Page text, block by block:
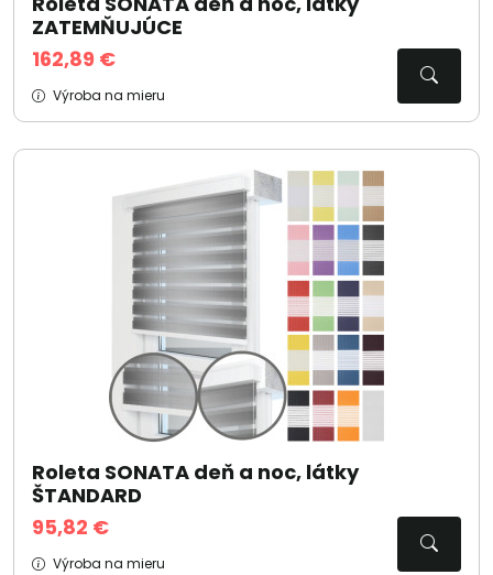
ZATEMŇUJÚCE
162,89 €
Výroba na mieru
Roleta SONATA deň a noc, látky
ŠTANDARD
95,82 €
Výroba na mieru